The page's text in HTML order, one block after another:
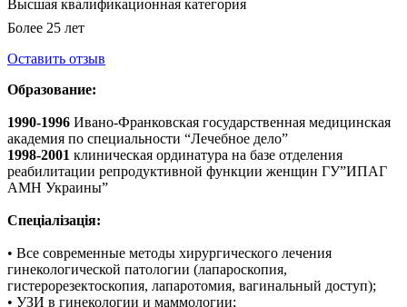
Высшая квалификационная категория
Более 25 лет
Оставить отзыв
Образование:
1990-1996 Ивано-Франковская государственная медицинская
академия по специальности “Лечебное дело”
1998-2001 клиническая ординатура на базе отделения
реабилитации репродуктивной функции женщин ГУ”ИПАГ
АМН Украины”
Спеціалізація:
• Все современные методы хирургического лечения
гинекологической патологии (лапароскопия,
гистерорезектоскопия, лапаротомия, вагинальный доступ);
• УЗИ в гинекологии и маммологии;